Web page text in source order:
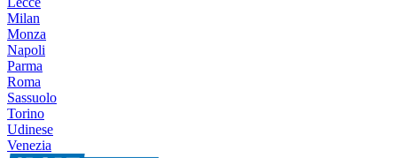
Milan
Monza
Napoli
Parma
Roma
Sassuolo
Torino
Udinese
Venezia